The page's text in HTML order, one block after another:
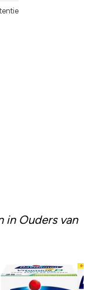
inOuders van